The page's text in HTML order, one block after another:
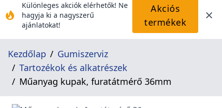
Különleges akciók elérhetők! Ne
hagyja ki a nagyszerű
ajánlatokat!
Akciós
termékek
Kezdőlap
Gumiszerviz
Tartozékok és alkatrészek
Műanyag kupak, furatátmérő 36mm